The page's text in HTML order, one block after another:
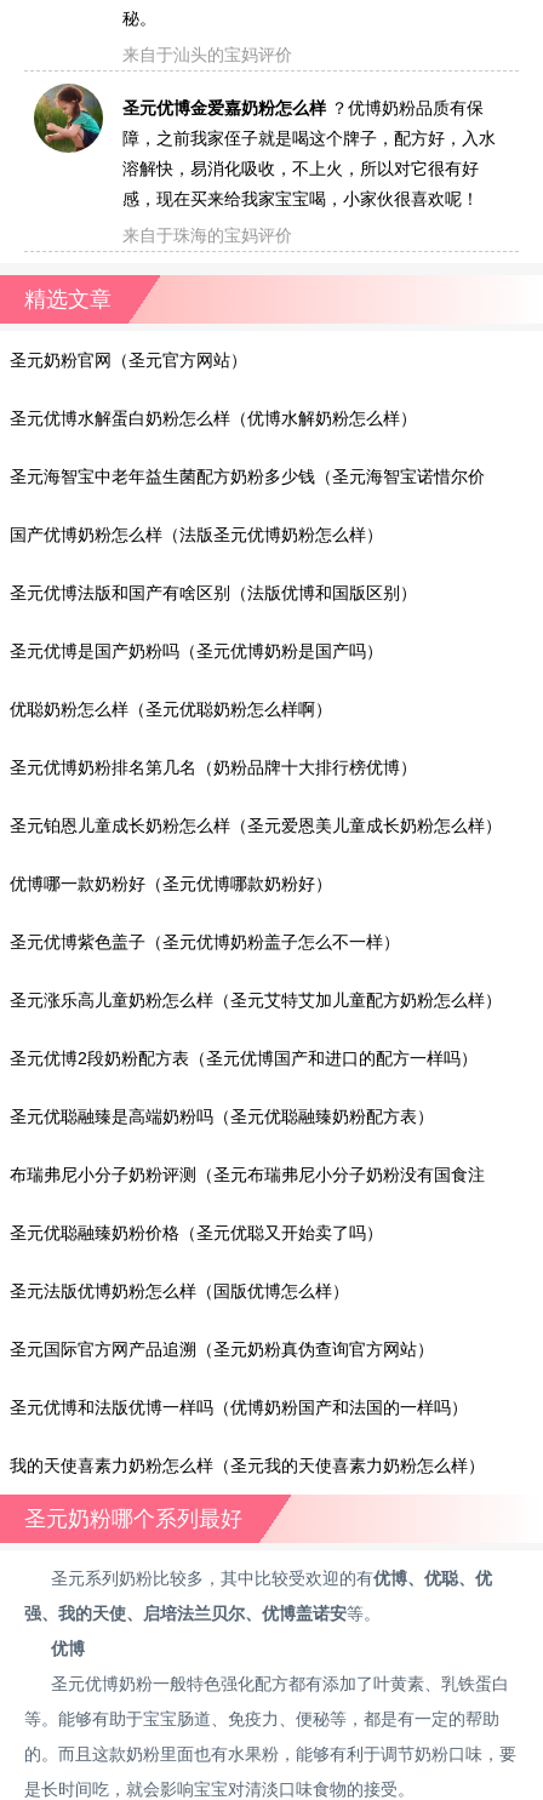
秘。
来自于汕头的宝妈评价
圣元优博金爱嘉奶粉怎么样 ？优博奶粉品质有保
障，之前我家侄子就是喝这个牌子，配方好，入水
溶解快，易消化吸收，不上火，所以对它很有好
感，现在买来给我家宝宝喝，小家伙很喜欢呢！
来自于珠海的宝妈评价
精选文章
圣元奶粉官网（圣元官方网站）
圣元优博水解蛋白奶粉怎么样（优博水解奶粉怎么样）
圣元海智宝中老年益生菌配方奶粉多少钱（圣元海智宝诺惜尔价
格）
国产优博奶粉怎么样（法版圣元优博奶粉怎么样）
圣元优博法版和国产有啥区别（法版优博和国版区别）
圣元优博是国产奶粉吗（圣元优博奶粉是国产吗）
优聪奶粉怎么样（圣元优聪奶粉怎么样啊）
圣元优博奶粉排名第几名（奶粉品牌十大排行榜优博）
圣元铂恩儿童成长奶粉怎么样（圣元爱恩美儿童成长奶粉怎么样）
优博哪一款奶粉好（圣元优博哪款奶粉好）
圣元优博紫色盖子（圣元优博奶粉盖子怎么不一样）
圣元涨乐高儿童奶粉怎么样（圣元艾特艾加儿童配方奶粉怎么样）
圣元优博2段奶粉配方表（圣元优博国产和进口的配方一样吗）
圣元优聪融臻是高端奶粉吗（圣元优聪融臻奶粉配方表）
布瑞弗尼小分子奶粉评测（圣元布瑞弗尼小分子奶粉没有国食注
字）
圣元优聪融臻奶粉价格（圣元优聪又开始卖了吗）
圣元法版优博奶粉怎么样（国版优博怎么样）
圣元国际官方网产品追溯（圣元奶粉真伪查询官方网站）
圣元优博和法版优博一样吗（优博奶粉国产和法国的一样吗）
我的天使喜素力奶粉怎么样（圣元我的天使喜素力奶粉怎么样）
圣元奶粉哪个系列最好
圣元系列奶粉比较多，其中比较受欢迎的有优博、优聪、优
强、我的天使、启培法兰贝尔、优博盖诺安等。
优博
圣元优博奶粉一般特色强化配方都有添加了叶黄素、乳铁蛋白
等。能够有助于宝宝肠道、免疫力、便秘等，都是有一定的帮助
的。而且这款奶粉里面也有水果粉，能够有利于调节奶粉口味，要
是长时间吃，就会影响宝宝对清淡口味食物的接受。